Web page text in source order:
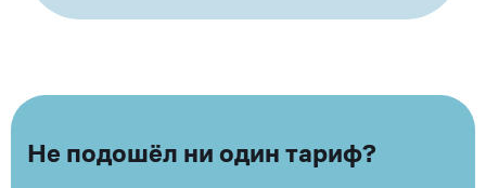
Не подошёл ни один тариф?